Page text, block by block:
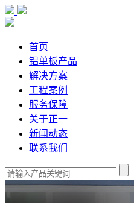
首页
铝单板产品
解决方案
工程案例
服务保障
关于正一
新闻动态
联系我们